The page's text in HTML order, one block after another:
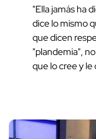
"Ella jamás ha
dice lo mismo
que dicen
"plandemia",
que lo cree y le